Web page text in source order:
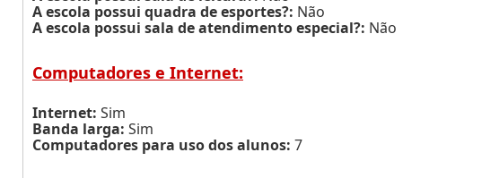
A escola possui quadra de esportes?: Não
A escola possui sala de atendimento especial?: Não
Computadores e Internet:
Internet: Sim
Banda larga: Sim
Computadores para uso dos alunos: 7